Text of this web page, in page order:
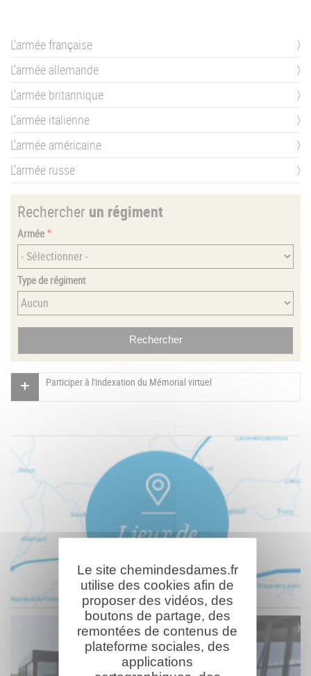
L'armée française
L'armée allemande
L'armée britannique
L'armée italienne
L'armée américaine
L'armée russe
Rechercher un régiment
Armée
Type de régiment
Participer à l'indexation du Mémorial virtuel
Le site chemindesdames.fr
utilise des cookies afin de
proposer des vidéos, des
boutons de partage, des
remontées de contenus de
plateforme sociales, des
applications